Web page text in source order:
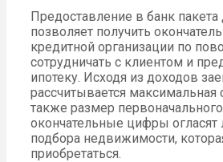
Предоставление в банк
позволяет получить
кредитной организации по
сотрудничать с клиентом и
ипотеку. Исходя из доходов
рассчитывается максимальная
также размер
окончательные цифры огласят
подбора недвижимости,
приобретаться.